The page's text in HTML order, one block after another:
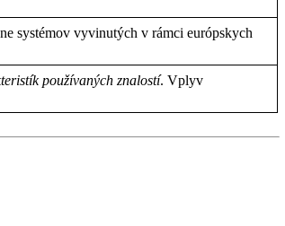
systémov vyvinutých vrámci európskych
používaných znalostí.Vplyv